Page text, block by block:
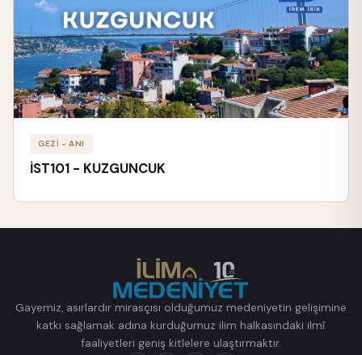
GEZİ - ANI
İST101 - KUZGUNCUK
Gayemiz, asırlardır mirasçısı olduğumuz medeniyetin gelişimine
katkı sağlamak adına kurduğumuz ilim halkasındaki ilmî
faaliyetleri geniş kitlelere ulaştırmaktır.